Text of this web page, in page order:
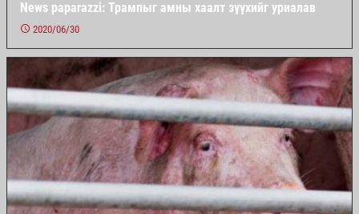
News paparazzi: Трампыг амны хаалт зүүхийг уриалав
2020/06/30